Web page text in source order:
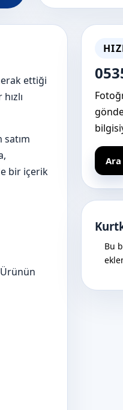
ettiği
satım
bir içerik
Ara
Bu